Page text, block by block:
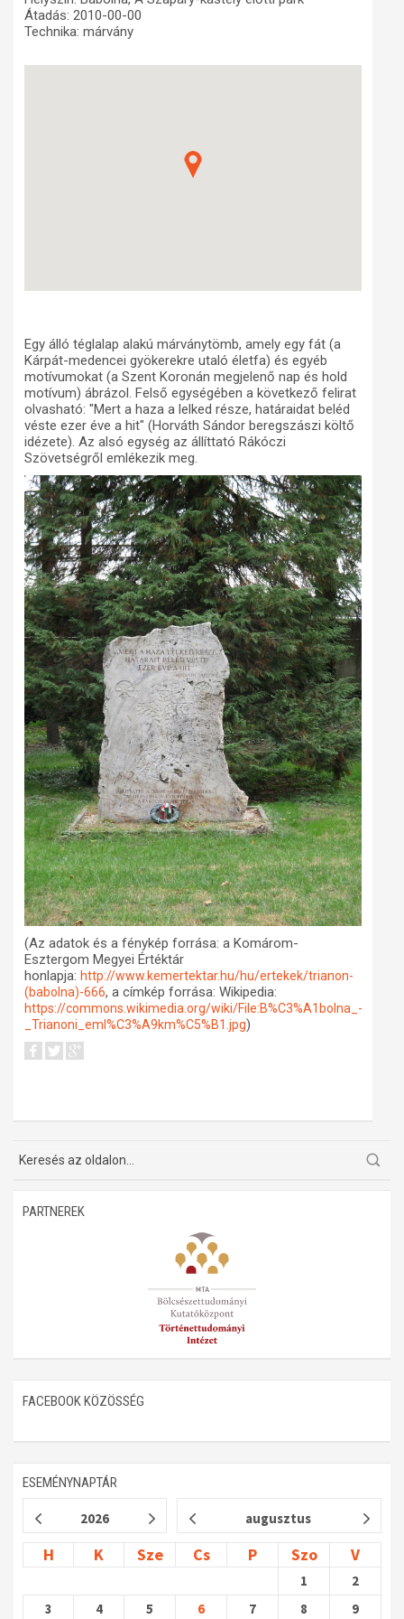
Átadás: 2010-00-00
Technika: márvány
Egy álló téglalap alakú márványtömb, amely egy fát (a
Kárpát-medencei gyökerekre utaló életfa) és egyéb
motívumokat (a Szent Koronán megjelenő nap és hold
motívum) ábrázol. Felső egységében a következő felirat
olvasható: "Mert a haza a lelked része, határaidat beléd
véste ezer éve a hit" (Horváth Sándor beregszászi költő
idézete). Az alsó egység az állíttató Rákóczi
Szövetségről emlékezik meg.
(Az adatok és a fénykép forrása: a Komárom-
Esztergom Megyei Értéktár
honlapja: http://www.kemertektar.hu/hu/ertekek/trianon-
(babolna)-666, a címkép forrása: Wikipedia:
https://commons.wikimedia.org/wiki/File:B%C3%A1bolna_-
_Trianoni_eml%C3%A9km%C5%B1.jpg)
PARTNEREK
FACEBOOK KÖZÖSSÉG
ESEMÉNYNAPTÁR
2026 augusztus
H K Sze Cs P Szo V
1
2
3
4 5 6 7 8 9